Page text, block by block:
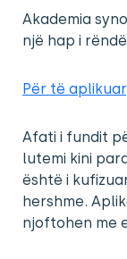
Akademia
një hap i
Për të
Afati i fundit
lutemi kini
është i
hershme.
njoftohen me